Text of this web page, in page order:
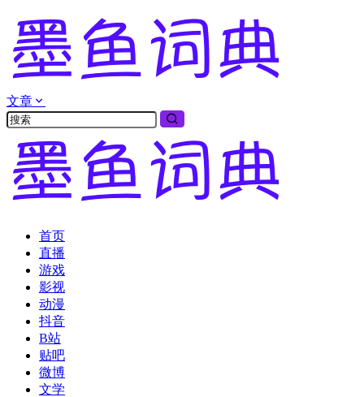
文章
首页
直播
游戏
影视
动漫
抖音
B站
贴吧
微博
文学